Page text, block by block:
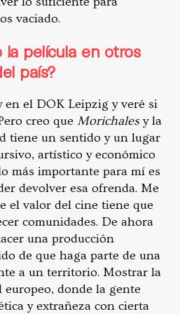
vaciado.
la película en otros
país?
en el DOK Leipzig y veré si
creo que Morichalesy la
tiene un sentido y un lugar
artístico y económico
más importante para mí es
devolver esa ofrenda. Me
el valor del cine tiene que
comunidades. De ahora
una producción
de que haga parte de una
a un territorio. Mostrar la
donde la gente
y extrañeza con cierta